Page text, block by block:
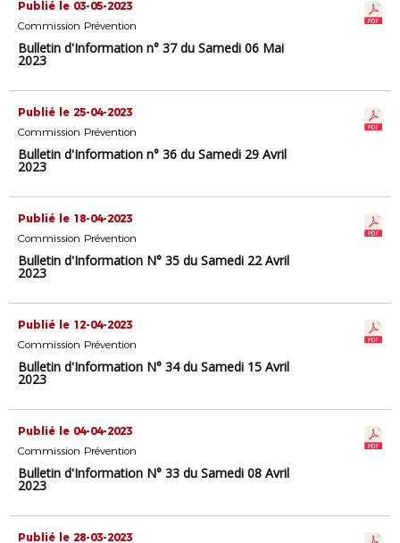
Publié le 03-05-2023
Commission Prévention
Bulletin d'Information n° 37 du Samedi 06 Mai
2023
Publié le 25-04-2023
Commission Prévention
Bulletin d'Information n° 36 du Samedi 29 Avril
2023
Publié le 18-04-2023
Commission Prévention
Bulletin d'Information N° 35 du Samedi 22 Avril
2023
Publié le 12-04-2023
Commission Prévention
Bulletin d'Information N° 34 du Samedi 15 Avril
2023
Publié le 04-04-2023
Commission Prévention
Bulletin d'Information N° 33 du Samedi 08 Avril
2023
Publié le 28-03-2023